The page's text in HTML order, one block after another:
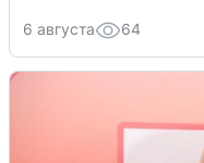
6 августа 64